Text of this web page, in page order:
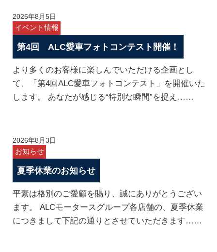
2026年8月5日
イベント情報
第4回 ALC愛車フォトコンテスト開催！
より多くのお客様に楽しんでいただける企画とし
て、「第4回ALC愛車フォトコンテスト」を開催いた
します。 あなたが感じる“特別な瞬間”を捉え……
2026年8月3日
お知らせ
夏季休業のお知らせ
平素は格別のご愛顧を賜り、誠にありがとうござい
ます。 ALCモータースグループ各店舗の、夏季休業
につきまして下記の通りとさせていただきます……